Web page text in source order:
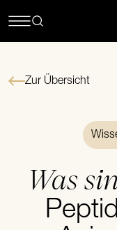
Zur Übersicht
Was